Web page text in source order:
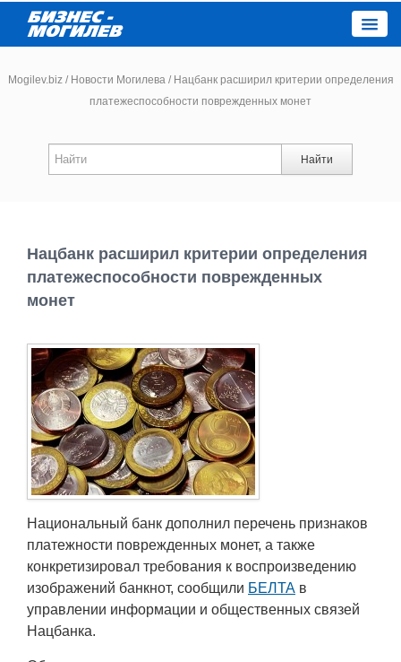
Новости
Работа
Объявления
Транспорт
Погода
Еще
Mogilev.biz / Новости Могилева /Нацбанк расширил критерии определения
платежеспособности поврежденных монет
Найти
Нацбанк расширил критерии определения
платежеспособности поврежденных
монет
Национальный банк дополнил перечень признаков
платежности поврежденных монет, а также
конкретизировал требования к воспроизведению
изображений банкнот, сообщили БЕЛТА в
управлении информации и общественных связей
Нацбанка.